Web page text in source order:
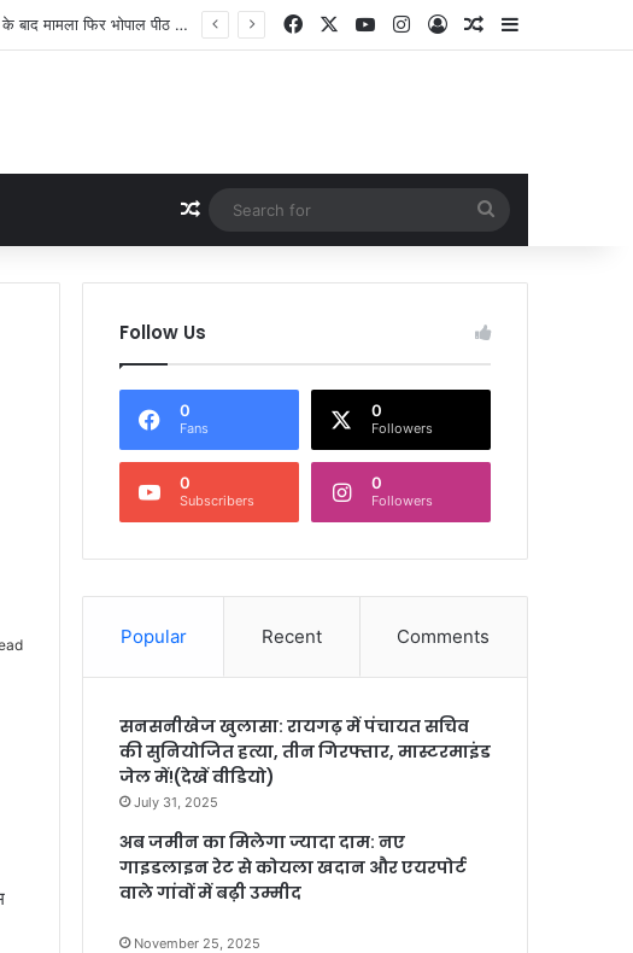
गिरोह के और सदस्य फरार FacebookYouTubeInstagram
Log InRandom Article
Sidebar
Random Article
for
Follow Us
0
Fans
0
Followers
0
Subscribers
0
Followers
Popular Recent Comments
सनसनीखेज खुलासा: रायगढ़ में पंचायत सचिव
की सुनियोजित हत्या, तीन गिरफ्तार, मास्टरमाइंड
जेल में!(देखें वीडियो)
July 31, 2025
अब जमीन का मिलेगा ज्यादा दाम: नए
गाइडलाइन रेट से कोयला खदान और एयरपोर्ट
वाले गांवों में बढ़ी उम्मीद
November 25, 2025